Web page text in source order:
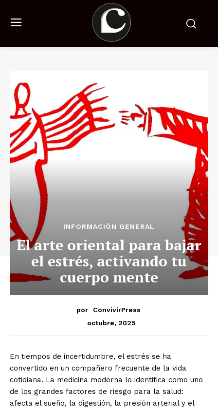
INFORMACIÓN GENERAL
El arte oriental para bajar
el estrés, activando tu
cuerpo mente
por
ConvivirPress
octubre, 2025
En tiempos de incertidumbre, el estrés se ha
convertido en un compañero frecuente de la vida
cotidiana. La medicina moderna lo identifica como uno
de los grandes factores de riesgo para la salud:
afecta el sueño, la digestión, la presión arterial y el